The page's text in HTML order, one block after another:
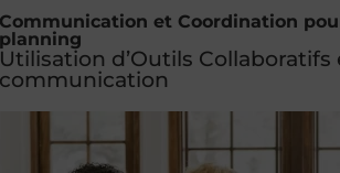
et Coordination
d’Outils Collaboratifs